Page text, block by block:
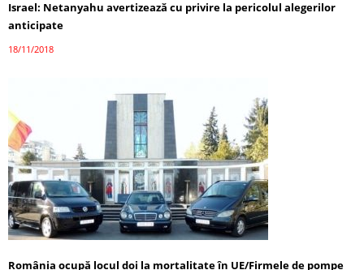
Israel: Netanyahu avertizează cu privire la pericolul alegerilor
anticipate
18/11/2018
România ocupă locul doi la mortalitate în UE/Firmele de pompe